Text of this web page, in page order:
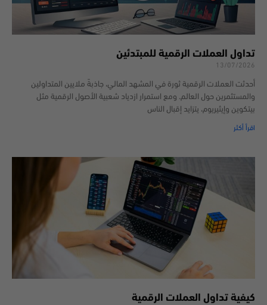
تداول العملات الرقمية للمبتدئين
13/07/2026
أحدثت العملات الرقمية ثورة في المشهد المالي، جاذبةً ملايين المتداولين
والمستثمرين حول العالم. ومع استمرار ازدياد شعبية الأصول الرقمية مثل
بيتكوين وإيثيريوم، يتزايد إقبال الناس
اقرأ أكثر
كيفية تداول العملات الرقمية